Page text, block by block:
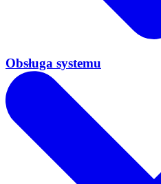
Obsługa systemu